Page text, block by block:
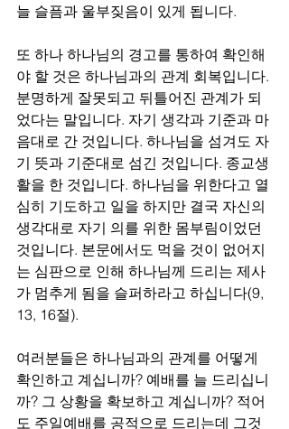
늘 슬픔과 울부짖음이 있게 됩니다.
또 하나 하나님의 경고를 통하여 확인해
야 할 것은 하나님과의 관계 회복입니다.
분명하게 잘못되고 뒤틀어진 관계가 되
었다는 말입니다. 자기 생각과 기준과 마
음대로 간 것입니다. 하나님을 섬겨도 자
기 뜻과 기준대로 섬긴 것입니다. 종교생
활을 한 것입니다. 하나님을 위한다고 열
심히 기도하고 일을 하지만 결국 자신의
생각대로 자기 의를 위한 몸부림이었던
것입니다. 본문에서도 먹을 것이 없어지
는 심판으로 인해 하나님께 드리는 제사
가 멈추게 됨을 슬퍼하라고 하십니다(9,
13, 16절).
여러분들은 하나님과의 관계를 어떻게
확인하고 계십니까? 예배를 늘 드리십니
까? 그 상황을 확보하고 계십니까? 적어
도 주일예배를 공적으로 드리는데 그것